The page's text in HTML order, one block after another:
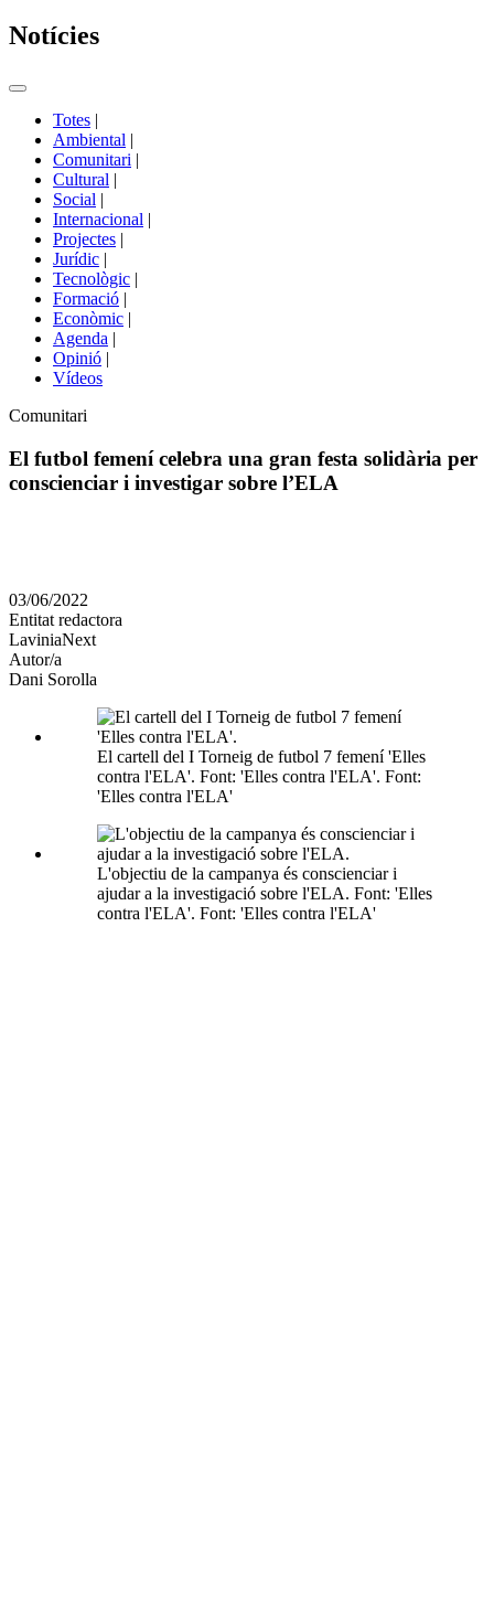
Notícies
Commutador
portals
Totes |
Ambiental |
Comunitari |
Cultural |
Social |
Internacional |
Projectes |
Jurídic |
Tecnològic |
Formació |
Econòmic |
Agenda |
Opinió |
Vídeos
Àmbit
la
Comunitari
El futbol femení celebra una gran festa solidària per
conscienciar i investigar sobre l’ELA
en
altres
xarxes
socials
03/06/2022
Entitat redactora
LaviniaNext
Autor/a
Dani Sorolla
El cartell del I Torneig de futbol 7 femení 'Elles
contra l'ELA'. Font: 'Elles contra l'ELA'. Font:
'Elles contra l'ELA'
L'objectiu de la campanya és conscienciar i
ajudar a la investigació sobre l'ELA. Font: 'Elles
contra l'ELA'. Font: 'Elles contra l'ELA'